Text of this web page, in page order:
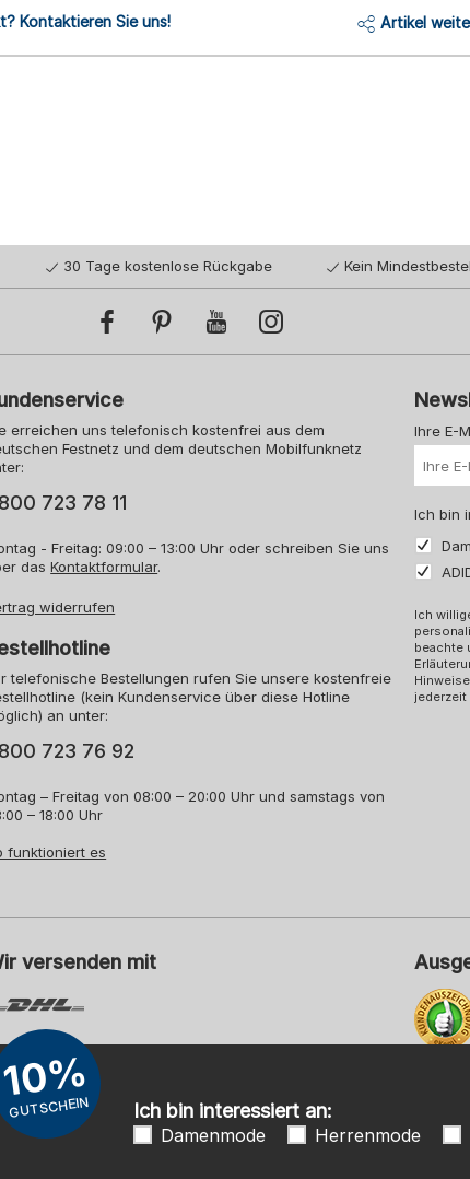
Kontaktieren Sie uns! Artikel
30 Tage kostenlose Rückgabe Kein
erreichen uns telefonisch kostenfrei aus dem
Festnetz und dem deutschen Mobilfunknetz
723 78 11
- Freitag: 09:00 – 13:00 Uhr oder schreiben Sie uns
dasKontaktformular.
widerrufen
telefonische Bestellungen rufen Sie unsere kostenfreie
(kein Kundenservice über diese Hotline
an unter:
723 76 92
– Freitag von 08:00 – 20:00 Uhr und samstags von
– 18:00 Uhr
funktioniert es
Ihre E-
Ich bin
Ich
beachte
jederzeit
versenden mit
Mehr
10%
GUTSCHEIN Ich bin interessiert an:
Damenmode Herrenmode